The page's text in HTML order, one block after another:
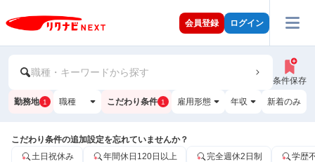
会員登録 ログイン
職種・キーワードから探す
条件保存
勤務地 1 職種 こだわり条件 1 雇用形態 年収 新着のみ
こだわり条件の追加設定を忘れていませんか？
土日祝休み
年間休日120日以上 完全週休2日制 学歴